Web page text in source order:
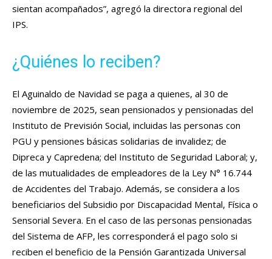
sientan acompañados”, agregó la directora regional del
IPS.
¿Quiénes lo reciben?
El Aguinaldo de Navidad se paga a quienes, al 30 de
noviembre de 2025, sean pensionados y pensionadas del
Instituto de Previsión Social, incluidas las personas con
PGU y pensiones básicas solidarias de invalidez; de
Dipreca y Capredena; del Instituto de Seguridad Laboral; y,
de las mutualidades de empleadores de la Ley N° 16.744
de Accidentes del Trabajo. Además, se considera a los
beneficiarios del Subsidio por Discapacidad Mental, Física o
Sensorial Severa. En el caso de las personas pensionadas
del Sistema de AFP, les corresponderá el pago solo si
reciben el beneficio de la Pensión Garantizada Universal